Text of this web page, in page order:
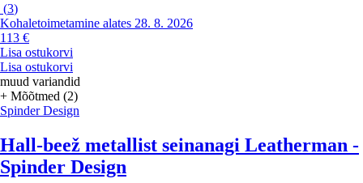
(3)
Kohaletoimetamine alates 28. 8. 2026
113 €
Lisa ostukorvi
Lisa ostukorvi
muud variandid
+ Mõõtmed (2)
Spinder Design
Hall-beež metallist seinanagi Leatherman -
Spinder Design